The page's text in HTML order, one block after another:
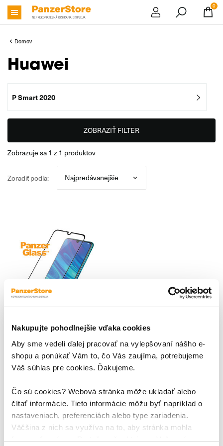
Nakupujte pohodlnejšie vďaka cookies
Aby sme vedeli ďalej pracovať na vylepšovaní nášho e-
shopu a ponúkať Vám to, čo Vás zaujíma, potrebujeme
Váš súhlas pre cookies. Ďakujeme.
Čo sú cookies? Webová stránka môže ukladať alebo
čítať informácie. Tieto informácie môžu byť napríklad o
nastaveniach, preferenciách alebo type zariadenia.
Väčšina z nich sa využíva na to, aby stránka mohla
fungovať správne. Pretože rešpektujeme Vaše právo na
0
Domov
Huawei
P Smart 2020
ZOBRAZIŤ FILTER
zobrazuje sa 1 z 1 produktov
Zoradiť podľa:
Tvrdené sklo Case
Friendly pre Huawei P
Smart 2020, čierna
prvom mieste; PanzerGlass -
ochranné tvrdené sklo
renomovanej dánskej značky
PanzerGlass je ultimátna
ochrana displeja. Je vyrobené z
4,79 €